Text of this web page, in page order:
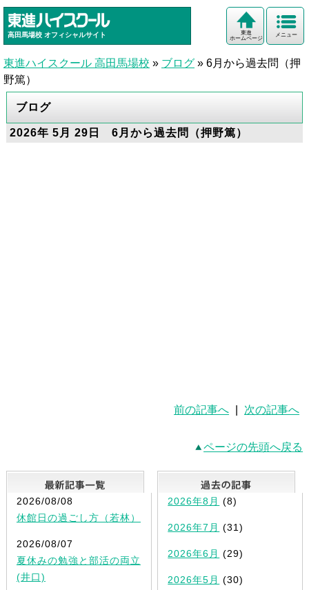
高田馬場校 オフィシャルサイト メニュー
東進
ホームページ
東進ハイスクール 高田馬場校 » ブログ » 6月から過去問（押
野篤）
ブログ
2026年 5月 29日 6月から過去問（押野篤）
前の記事へ 次の記事へ
ページの先頭へ戻る
最新記事一覧
2026/08/08
休館日の過ごし方（若林）
2026/08/07
夏休みの勉強と部活の両立
(井口)
2026年8月 (8)
2026年7月 (31)
2026年6月 (29)
2026年5月 (30)